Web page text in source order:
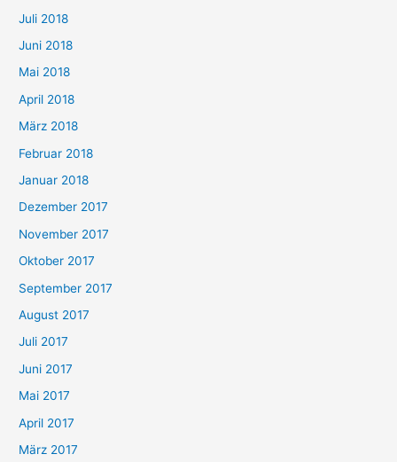
Juli 2018
Juni 2018
Mai 2018
April 2018
März 2018
Februar 2018
Januar 2018
Dezember 2017
November 2017
Oktober 2017
September 2017
August 2017
Juli 2017
Juni 2017
Mai 2017
April 2017
März 2017